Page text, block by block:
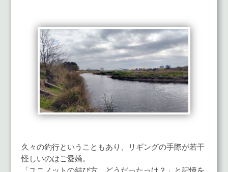
久々の釣行ということもあり、リギングの手際が若干
怪しいのはご愛嬌。